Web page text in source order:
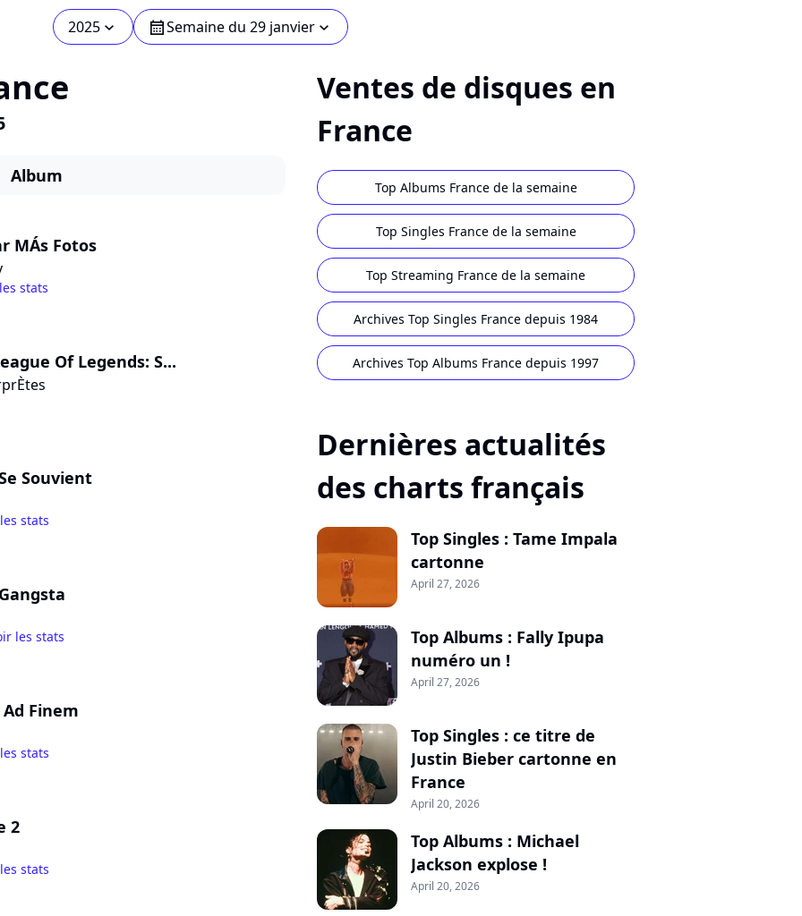
2025 chevron_bot calendarSemaine du 29 janvier chevron_bot
Album
MÁs Fotos
stats
Of Legends: S...
Souvient
stats
les stats
Finem
stats
2
stats
Ventes de disques en
France
Top Albums France de la semaine
Top Singles France de la semaine
Top Streaming France de la semaine
Archives Top Singles France depuis 1984
Archives Top Albums France depuis 1997
Dernières actualités
des charts français
Top Singles : Tame Impala
cartonne
April 27, 2026
Top Albums : Fally Ipupa
numéro un !
April 27, 2026
Top Singles : ce titre de
Justin Bieber cartonne en
France
April 20, 2026
Top Albums : Michael
Jackson explose !
April 20, 2026